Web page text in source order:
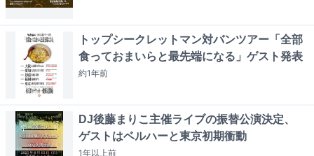
トップシークレットマン対バンツアー「全部
食っておまいらと最先端になる」ゲスト発表
約1年前
DJ後藤まりこ主催ライブの振替公演決定、
ゲストはベルハーと東京初期衝動
1年以上前